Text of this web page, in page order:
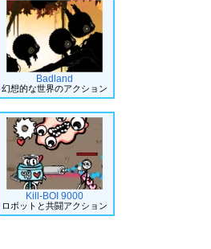
Badland
幻想的な世界のアクション
Kill-BOI 9000
ロボットと共闘アクション